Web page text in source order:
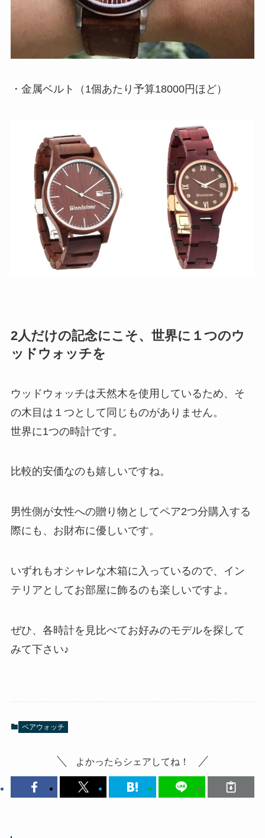
・金属ベルト（1個あたり予算18000円ほど）
2人だけの記念にこそ、世界に１つのウ
ッドウォッチを
ウッドウォッチは天然木を使用しているため、そ
の木目は１つとして同じものがありません。
世界に1つの時計です。
比較的安価なのも嬉しいですね。
男性側が女性への贈り物としてペア2つ分購入する
際にも、お財布に優しいです。
いずれもオシャレな木箱に入っているので、イン
テリアとしてお部屋に飾るのも楽しいですよ。
ぜひ、各時計を見比べてお好みのモデルを探して
みて下さい♪
ペアウォッチ
よかったらシェアしてね！